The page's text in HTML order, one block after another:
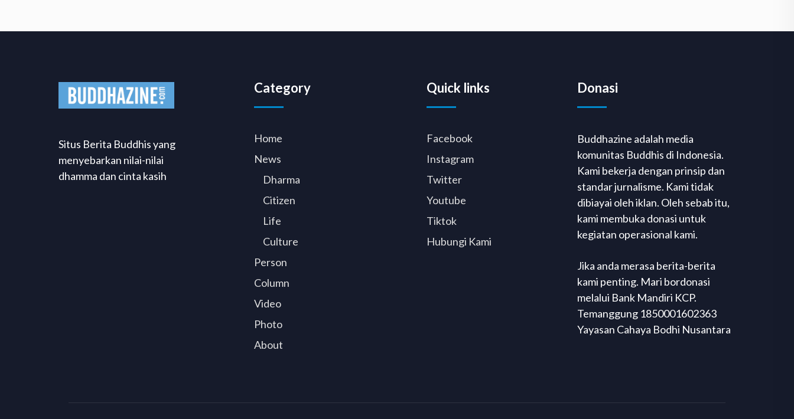
Situs Berita Buddhis yang
menyebarkan nilai-nilai
dhamma dan cinta kasih
Category
Home
News
Dharma
Citizen
Life
Culture
Person
Column
Video
Photo
About
Quick links
Facebook
Instagram
Twitter
Youtube
Tiktok
Hubungi Kami
Donasi
Buddhazine adalah media
komunitas Buddhis di Indonesia.
Kami bekerja dengan prinsip dan
standar jurnalisme. Kami tidak
dibiayai oleh iklan. Oleh sebab itu,
kami membuka donasi untuk
kegiatan operasional kami.
Jika anda merasa berita-berita
kami penting. Mari bordonasi
melalui Bank Mandiri KCP.
Temanggung 1850001602363
Yayasan Cahaya Bodhi Nusantara